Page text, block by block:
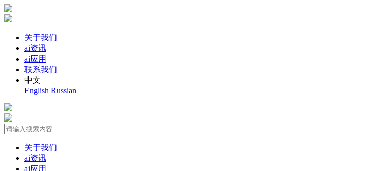
关于我们
ai资讯
ai应用
联系我们
中文
English Russian
关于我们
ai资讯
ai应用